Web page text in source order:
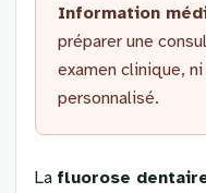
Information
préparer une
examen clinique,
personnalisé.
La fluorose